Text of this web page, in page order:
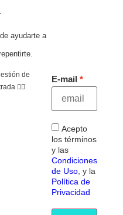
ayudarte a
de
👇🏻
E-mail
Acepto
los términos
y las
Condiciones
de Uso, y la
Política de
Privacidad